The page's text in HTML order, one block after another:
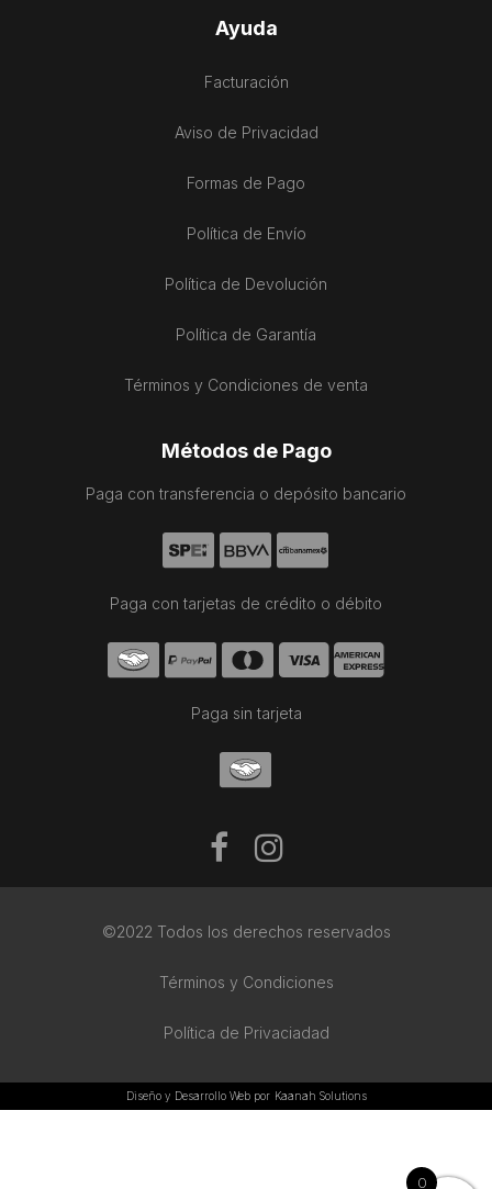
Ayuda
Facturación
Aviso de Privacidad
Formas de Pago
Política de Envío
Política de Devolución
Política de Garantía
Términos y Condiciones de venta
Métodos de Pago
Paga con transferencia o depósito bancario
Paga con tarjetas de crédito o débito
Paga sin tarjeta
©2022 Todos los derechos reservados
Términos y Condiciones
Política de Privaciadad
Diseño y Desarrollo Web por Kaanah Solutions
0